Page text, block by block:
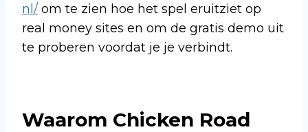
nl/om te zien hoe het spel eruitziet op
real money sites en om de gratis demo uit
te proberen voordat je je verbindt.
Waarom Chicken Road